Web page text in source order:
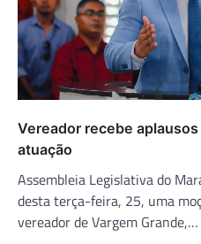
Vereador recebe
atuação
Assembleia Legislativa do
desta terça-feira, 25, uma
vereador de Vargem Grande,…